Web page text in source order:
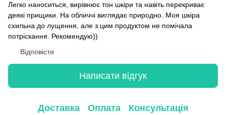
Легко наноситься, вирівнює тон шкіри та навіть перекриває
деякі прищики. На обличчі виглядає природно. Моя шкіра
схильна до лущення, але з цим продуктом не помічала
потріскання. Рекомендую))
Відповісти
Написати відгук
Доставка Оплата Консультація